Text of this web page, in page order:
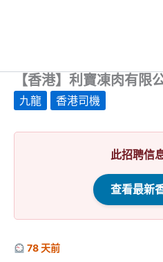
【香港】利寶凍肉有限
九龍 香港司機
此招聘信
查看最新
78 天前